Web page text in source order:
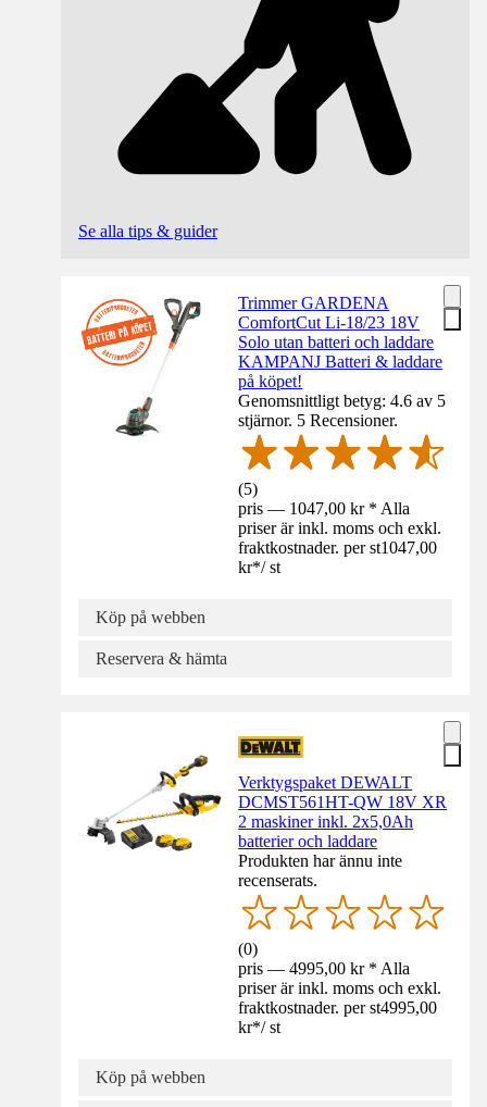
Se alla tips & guider
Trimmer GARDENA
ComfortCut Li-18/23 18V
Solo utan batteri och laddare
KAMPANJ Batteri & laddare
på köpet!
Genomsnittligt betyg: 4.6 av 5
stjärnor. 5 Recensioner.
(5)
pris — 1047,00 kr * Alla
priser är inkl. moms och exkl.
fraktkostnader. per st1047,00
kr*/ st
Köp på webben
Reservera & hämta
Verktygspaket DEWALT
DCMST561HT-QW 18V XR
2 maskiner inkl. 2x5,0Ah
batterier och laddare
Produkten har ännu inte
recenserats.
(0)
pris — 4995,00 kr * Alla
priser är inkl. moms och exkl.
fraktkostnader. per st4995,00
kr*/ st
Köp på webben